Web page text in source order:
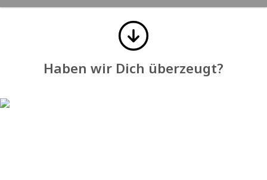
Haben wir Dich überzeugt?